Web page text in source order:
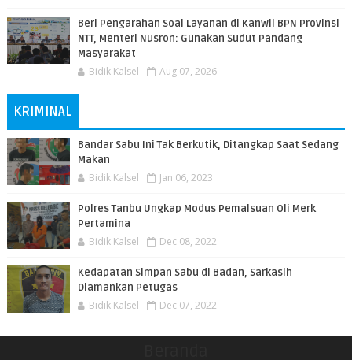
Beri Pengarahan Soal Layanan di Kanwil BPN Provinsi
NTT, Menteri Nusron: Gunakan Sudut Pandang
Masyarakat
Bidik Kalsel Aug 07, 2026
KRIMINAL
Bandar Sabu Ini Tak Berkutik, Ditangkap Saat Sedang
Makan
Bidik Kalsel Jan 06, 2023
Polres Tanbu Ungkap Modus Pemalsuan Oli Merk
Pertamina
Bidik Kalsel Dec 08, 2022
Kedapatan Simpan Sabu di Badan, Sarkasih
Diamankan Petugas
Bidik Kalsel Dec 07, 2022